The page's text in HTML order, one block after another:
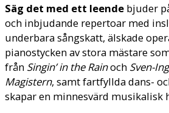
Säg det med ett leende bjuder
och inbjudande repertoar med
underbara sångskatt, älskade
pianostycken av stora mästare
från Singin’ in the Rainoch Sven-
Magistern, samt fartfyllda dans-
skapar en minnesvärd musikalisk